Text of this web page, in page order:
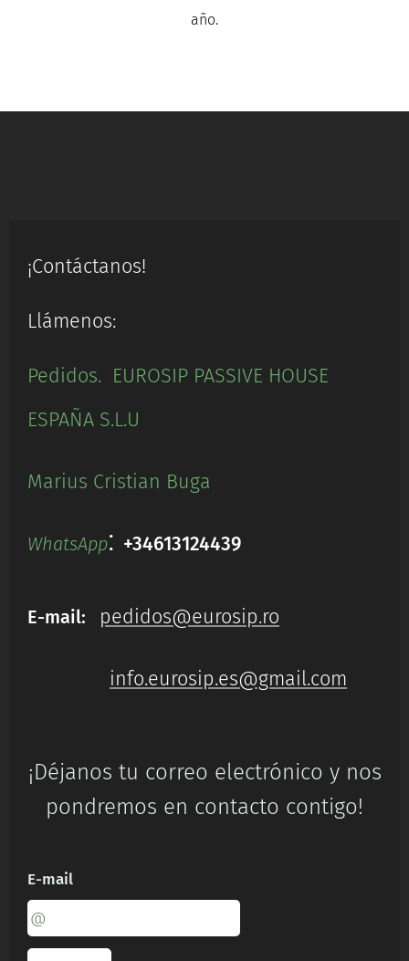
año.
¡Contáctanos!
Llámenos:
Pedidos. EUROSIP PASSIVE HOUSE
ESPAÑA S.L.U
Marius Cristian Buga
WhatsApp: +34613124439
E-mail: pedidos@eurosip.ro
info.eurosip.es@gmail.com
¡Déjanos tu correo electrónico y nos
pondremos en contacto contigo!
E-mail